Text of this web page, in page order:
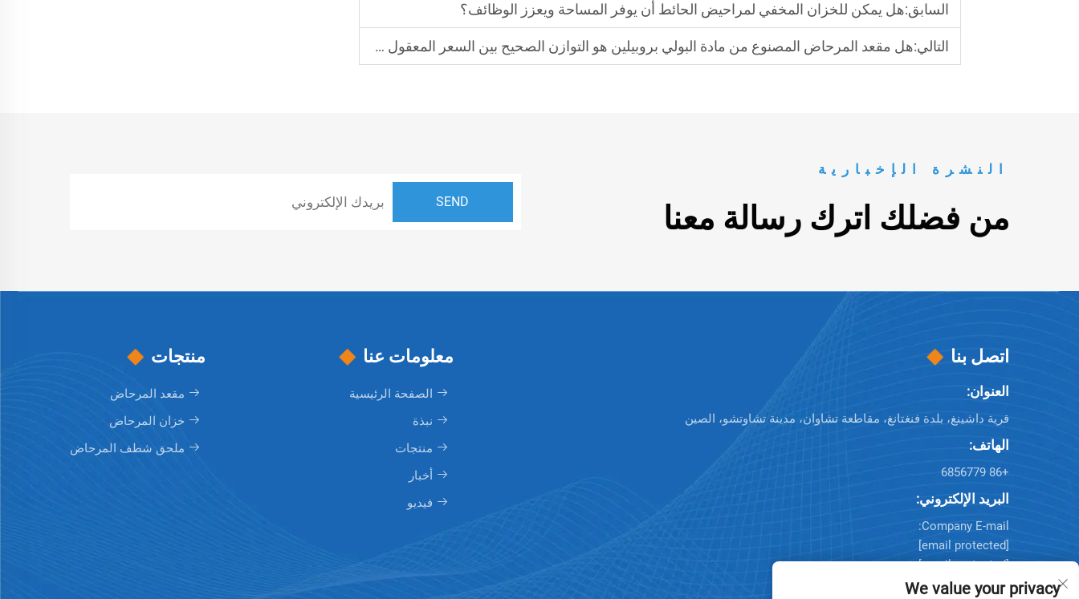
السابق:هل يمكن للخزان المخفي لمراحيض الحائط أن يوفر المساحة ويعزز الوظائف؟
التالي:هل مقعد المرحاض المصنوع من مادة البولي بروبيلين هو التوازن الصحيح بين السعر المعقول والمتانة؟
النشرة الإخبارية
من فضلك اترك رسالة معنا
اتصل بنا
العنوان:
قرية داشينغ، بلدة فنغتانغ، مقاطعة تشاوان، مدينة تشاوتشو، الصين
الهاتف:
+86 6856779
البريد الإلكتروني:
Company E-mail:
[email protected]
معلومات عنا
الصفحة الرئيسية
نبذة
منتجات
أخبار
فيديو
منتجات
مقعد المرحاض
خزان المرحاض
ملحق شطف المرحاض
We value your privacy